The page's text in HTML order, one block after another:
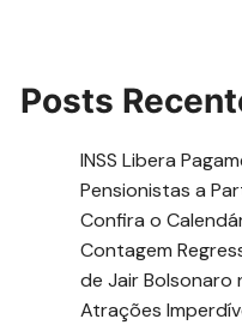
Posts
INSS Libera
Pensionistas a
Confira o
Contagem
de Jair Bolsonaro
Atrações